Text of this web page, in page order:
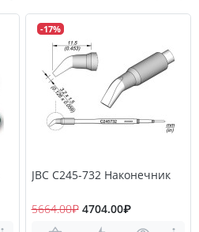
-17%
JBC C245-732 Наконечник
5664.00₽ 4704.00₽